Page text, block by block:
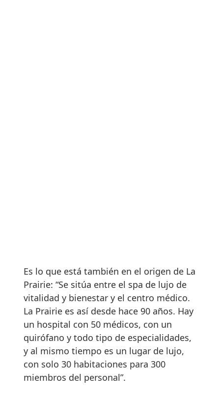
Es lo que está también en el origen de La
Prairie: “Se sitúa entre el spa de lujo de
vitalidad y bienestar y el centro médico.
La Prairie es así desde hace 90 años. Hay
un hospital con 50 médicos, con un
quirófano y todo tipo de especialidades,
y al mismo tiempo es un lugar de lujo,
con solo 30 habitaciones para 300
miembros del personal”.